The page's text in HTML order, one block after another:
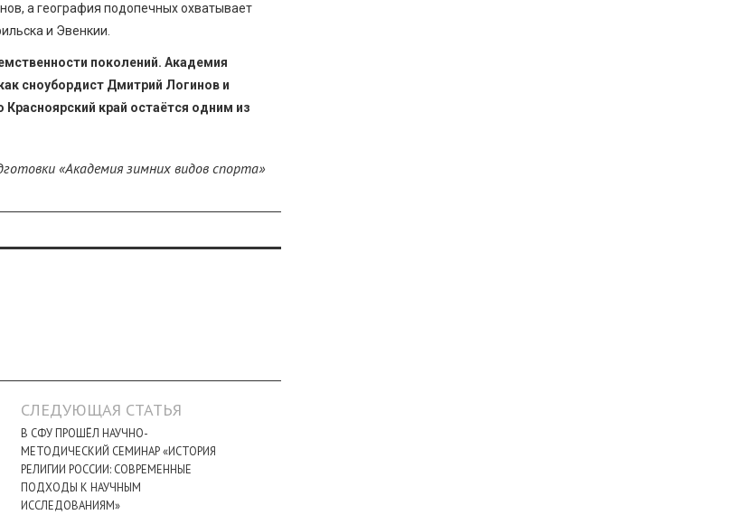
а география подопечных охватывает
и Эвенкии.
поколений. Академия
сноубордист Дмитрий Логинов и
край остаётся одним из
«Академия зимних видов спорта»
СЛЕДУЮЩАЯ СТАТЬЯ
В СФУ ПРОШЁЛ НАУЧНО-
МЕТОДИЧЕСКИЙ СЕМИНАР «ИСТОРИЯ
РЕЛИГИИ РОССИИ: СОВРЕМЕННЫЕ
ПОДХОДЫ К НАУЧНЫМ
ИССЛЕДОВАНИЯМ»